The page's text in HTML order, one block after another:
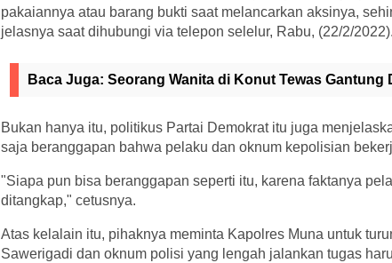
pakaiannya atau barang bukti saat melancarkan aksinya,
jelasnya saat dihubungi via telepon selelur, Rabu, (22/2/2022).
Baca Juga: Seorang Wanita di Konut Tewas
Bukan hanya itu, politikus Partai Demokrat itu juga
saja beranggapan bahwa pelaku dan oknum kepolisian
"Siapa pun bisa beranggapan seperti itu, karena faktanya
ditangkap," cetusnya.
Atas kelalain itu, pihaknya meminta Kapolres Muna untuk
Sawerigadi dan oknum polisi yang lengah jalankan tugas